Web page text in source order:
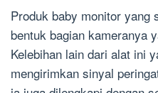
Produk baby monitor yang
bentuk bagian kameranya
Kelebihan lain dari alat ini
mengirimkan sinyal